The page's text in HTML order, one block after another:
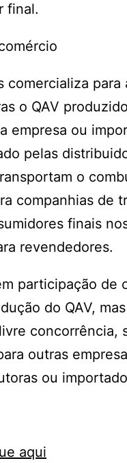
final.
comercializa para
o QAV
empresa ou
pelas
o
companhias de
finais
revendedores.
participação de
do QAV,
concorrência,
outras
ou
aqui